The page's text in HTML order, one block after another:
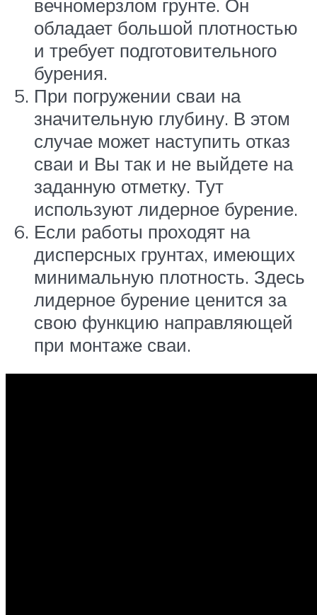
вечномерзлом грунте. Он
обладает большой плотностью
и требует подготовительного
бурения.
При погружении сваи на
значительную глубину. В этом
случае может наступить отказ
сваи и Вы так и не выйдете на
заданную отметку. Тут
используют лидерное бурение.
Если работы проходят на
дисперсных грунтах, имеющих
минимальную плотность. Здесь
лидерное бурение ценится за
свою функцию направляющей
при монтаже сваи.